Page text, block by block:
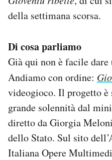
Newsletter
Notifiche mobile
Hai bisogno di aiuto?
della settimana scorsa.
Di cosa parliamo
Già qui non è facile
Andiamo con ordine:
videogioco. Il progetto è
grande solennità dal
diretto da Giorgia
dello Stato. Sul sito
Italiana Opere